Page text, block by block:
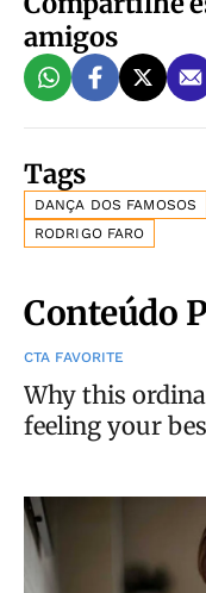
amigos
Tags
DANÇA DOS FAMOSOS
RODRIGO FARO